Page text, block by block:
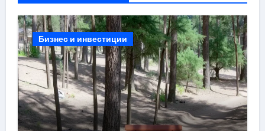
Бизнес и инвестиции